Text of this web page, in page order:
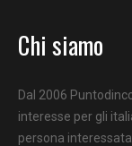
Chi siamo
Dal 2006
interesse per gli
persona